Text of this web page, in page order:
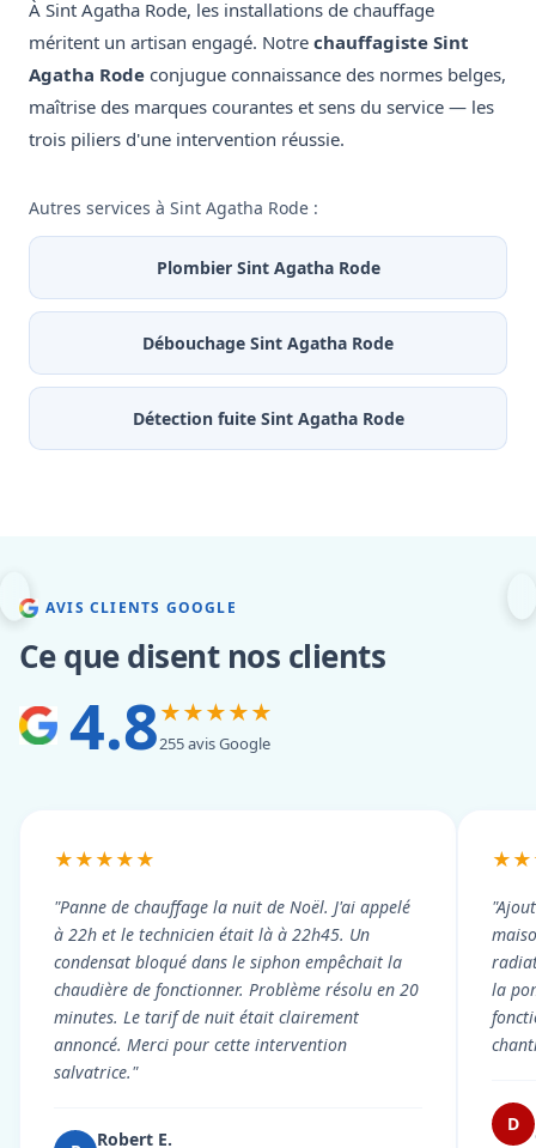
À Sint Agatha Rode, les installations de chauffage
méritent un artisan engagé. Notre chauffagiste Sint
Agatha Rode conjugue connaissance des normes belges,
maîtrise des marques courantes et sens du service — les
trois piliers d'une intervention réussie.
Autres services à Sint Agatha Rode :
Plombier Sint Agatha Rode
Débouchage Sint Agatha Rode
Détection fuite Sint Agatha Rode
AVIS CLIENTS GOOGLE
Ce que disent nos clients
4.8★★★★★
255 avis Google
★★★★★
"Panne de chauffage la nuit de Noël. J'ai appelé
à 22h et le technicien était là à 22h45. Un
condensat bloqué dans le siphon empêchait la
chaudière de fonctionner. Problème résolu en 20
minutes. Le tarif de nuit était clairement
annoncé. Merci pour cette intervention
salvatrice."
Robert E.
la
D